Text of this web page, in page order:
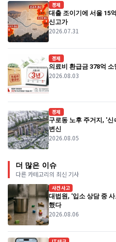
경제
대출 조이기에 서울 15
신고가
2026.07.31
경제
의료비 환급금 378억
2026.08.03
경제
구로동 노후 주거지, '
변신
2026.08.05
더 많은 이슈
다른 카테고리의 최신 기사
사건사고
대법원, '입소 상담 중
했다
2026.08.06